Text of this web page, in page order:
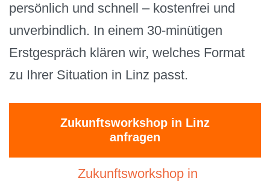
persönlich und schnell – kostenfrei und
unverbindlich. In einem 30-minütigen
Erstgespräch klären wir, welches Format
zu Ihrer Situation in Linz passt.
Zukunftsworkshop in Linz
anfragen
Zukunftsworkshop in